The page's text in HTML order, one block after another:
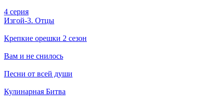
4 серия
Изгой-3. Отцы
Крепкие орешки 2 сезон
Вам и не снилось
Песни от всей души
Кулинарная Битва